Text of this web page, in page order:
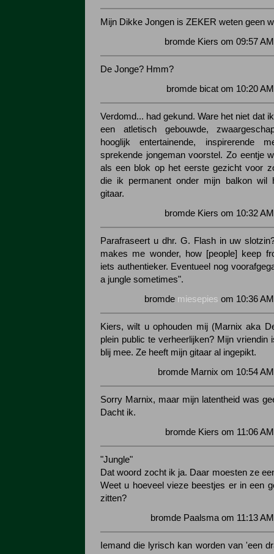
Mijn Dikke Jongen is ZEKER weten geen
bromde Kiers om 09:57
De Jonge? Hmm?
bromde bicat om 10:20
Verdomd... had gekund. Ware het niet dat
een atletisch gebouwde,
hooglijk entertainende, inspirerende
sprekende jongeman voorstel. Zo eentje
als een blok op het eerste gezicht voor
die ik permanent onder mijn balkon wil
gitaar.
bromde Kiers om 10:32
Parafraseert u dhr. G. Flash in uw
makes me wonder, how [people] keep
iets authentieker. Eventueel nog
a jungle sometimes".
bromde miesepies om 10:36
Kiers, wilt u ophouden mij (Marnix aka
plein public te verheerlijken? Mijn vriendin
blij mee. Ze heeft mijn gitaar al ingepikt.
bromde Marnix om 10:54
Sorry Marnix, maar mijn latentheid was
Dacht ik.
bromde Kiers om 11:06
"Jungle"
Dat woord zocht ik ja. Daar moesten ze
Weet u hoeveel vieze beestjes er in een
zitten?
bromde Paalsma om 11:13
Iemand die lyrisch kan worden van 'een